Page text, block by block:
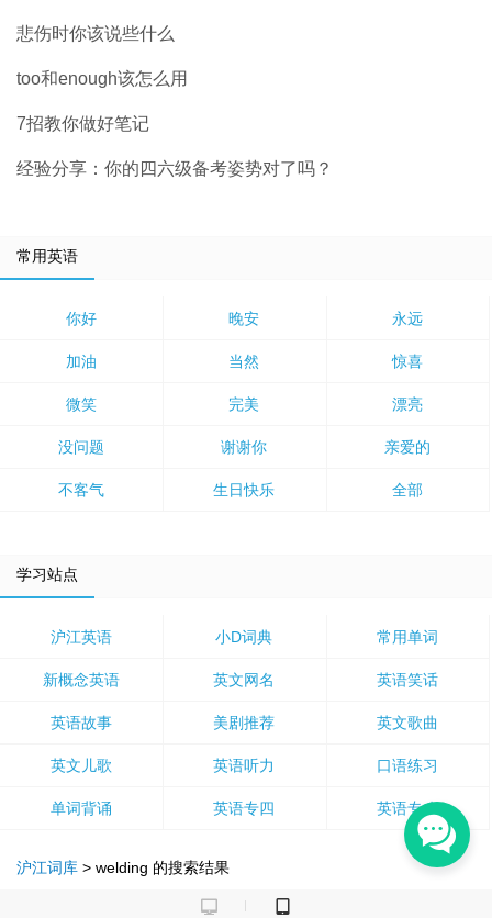
悲伤时你该说些什么
too和enough该怎么用
7招教你做好笔记
经验分享：你的四六级备考姿势对了吗？
常用英语
你好 晚安 永远
加油 当然 惊喜
微笑 完美 漂亮
没问题 谢谢你 亲爱的
不客气 生日快乐 全部
学习站点
沪江英语 小D词典 常用单词
新概念英语 英文网名 英语笑话
英语故事 美剧推荐 英文歌曲
英文儿歌 英语听力 口语练习
单词背诵 英语专四 英语专八
沪江词库 > welding 的搜索结果